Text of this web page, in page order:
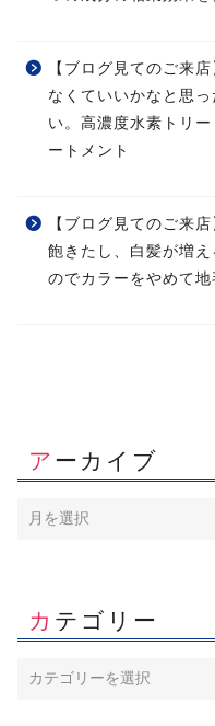
【ブログ見てのご来
なくていいかなと思
い。高濃度水素トリ
ートメント
【ブログ見てのご来
飽きたし、白髪が増
のでカラーをやめて
アーカイブ
カテゴリー